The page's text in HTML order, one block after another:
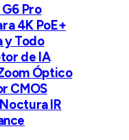
Pro
4K PoE+
y Todo
de IA
Óptico
CMOS
IR